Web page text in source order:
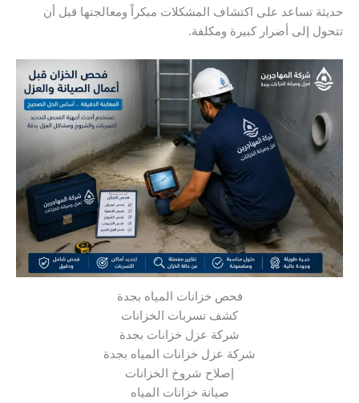
حديثة تساعد على اكتشاف المشكلات مبكراً ومعالجتها قبل أن
تتحول إلى أضرار كبيرة ومكلفة.
فحص خزانات المياه بجدة
كشف تسربات الخزانات
شركة عزل خزانات بجدة
شركة عزل خزانات المياه بجدة
إصلاح شروخ الخزانات
صيانة خزانات المياه